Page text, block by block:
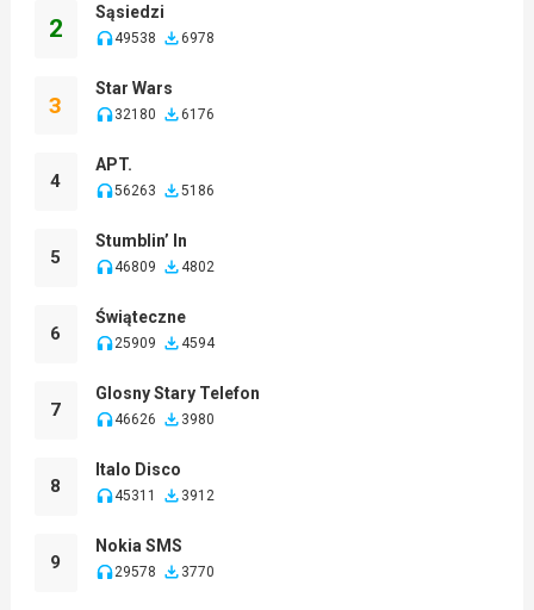
2
Sąsiedzi
49538 6978
3
Star Wars
32180 6176
4
APT.
56263 5186
5
Stumblin’ In
46809 4802
6
Świąteczne
25909 4594
7
Glosny Stary Telefon
46626 3980
8
Italo Disco
45311 3912
9
Nokia SMS
29578 3770